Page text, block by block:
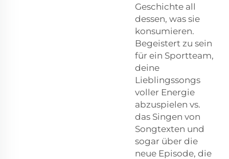
Geschichte all
dessen, was sie
konsumieren.
Begeistert zu sein
für ein Sportteam,
deine
Lieblingssongs
voller Energie
abzuspielen vs.
das Singen von
Songtexten und
sogar über die
neue Episode, die